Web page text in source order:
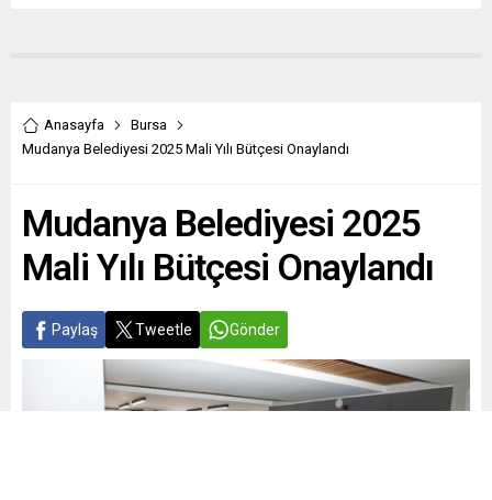
Anasayfa
Bursa
Mudanya Belediyesi 2025 Mali Yılı Bütçesi Onaylandı
Mudanya Belediyesi 2025
Mali Yılı Bütçesi Onaylandı
Paylaş Tweetle Gönder